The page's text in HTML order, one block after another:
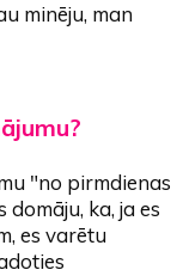
minēju, man
"no pirmdienas
ka, ja es
es varētu